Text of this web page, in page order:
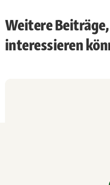
Weitere
interessieren